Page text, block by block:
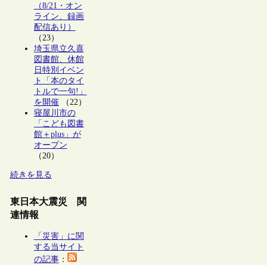
（8/21・オン
ライン、録画
配信あり）
（23）
埼玉県立久喜
図書館、休館
日特別イベン
ト「本のタイ
トルで一句!」
を開催（22）
寝屋川市の
「こども図書
館＋plus」が
オープン
（20）
続きを見る
東日本大震災 関
連情報
「災害」に関
する当サイト
の記事：